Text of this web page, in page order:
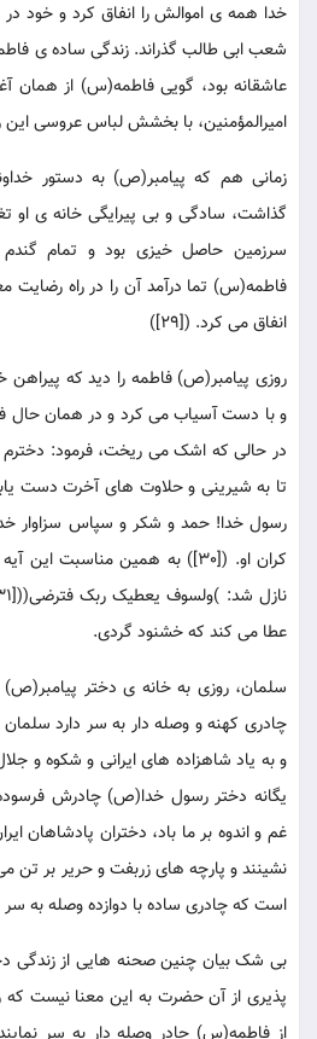
خدا همه ی اموالش را انفاق کرد و خود
شعب ابی طالب گذراند. زندگی ساده ی
عاشقانه بود، گویی فاطمه(س) از همان
امیرالمؤمنین، با بخشش لباس عروسی این
زمانی هم که پیامبر(ص) به دستور
گذاشت، سادگی و بی پیرایگی خانه ی او
سرزمین حاصل خیزی بود و تمام
فاطمه(س) تما درآمد آن را در راه رضایت
انفاق می کرد. ([29])
روزی پیامبر(ص) فاطمه را دید که
و با دست آسیاب می کرد و در همان حال
در حالی که اشک می ریخت، فرمود:
تا به شیرینی و حلاوت های آخرت دست
رسول خدا! حمد و شکر و سپاس سزاوار
کران او. ([30]) به همین مناسبت
عطا می کند که خشنود گردی.
سلمان، روزی به خانه ی دختر
چادری کهنه و وصله دار به سر دارد
و به یاد شاهزاده های ایرانی و شکوه و
یگانه دختر رسول خدا(ص) چادرش
غم و اندوه بر ما باد، دختران پادشاهان
نشینند و پارچه های زربفت و حریر بر
است که چادری ساده با دوازده وصله به سر
بی شک بیان چنین صحنه هایی از زندگی
پذیری از آن حضرت به این معنا نیست که